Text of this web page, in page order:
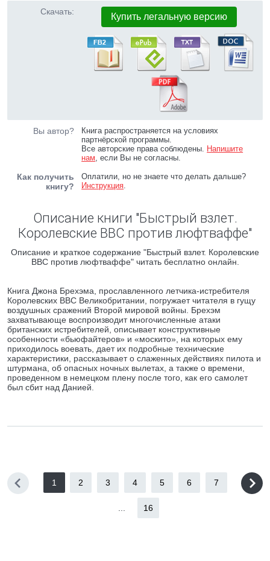
Скачать: Купить легальную версию
Вы автор?
Книга распространяется на условиях
партнёрской программы.
Все авторские права соблюдены. Напишите
нам, если Вы не согласны.
Как получить
книгу?
Оплатили, но не знаете что делать дальше?
Инструкция.
Описание книги "Быстрый взлет.
Королевские ВВС против люфтваффе"
Описание и краткое содержание "Быстрый взлет. Королевские
ВВС против люфтваффе" читать бесплатно онлайн.
Книга Джона Брехэма, прославленного летчика-истребителя
Королевских ВВС Великобритании, погружает читателя в гущу
воздушных сражений Второй мировой войны. Брехэм
захватывающе воспроизводит многочисленные атаки
британских истребителей, описывает конструктивные
особенности «бьюфайтеров» и «москито», на которых ему
приходилось воевать, дает их подробные технические
характеристики, рассказывает о слаженных действиях пилота и
штурмана, об опасных ночных вылетах, а также о времени,
проведенном в немецком плену после того, как его самолет
был сбит над Данией.
1 2 3 4 5 6 7
16